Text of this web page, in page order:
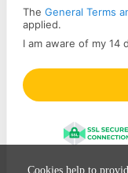
The General Terms
applied.
I am aware of my 14
Cookies help to